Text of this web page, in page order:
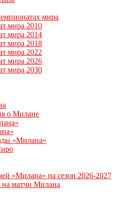
мира
мира 2010
мира 2014
мира 2018
мира 2022
мира 2026
мира 2030
о Милане
«Милана»
«Милана» на сезон 2026-2027
матчи Милана